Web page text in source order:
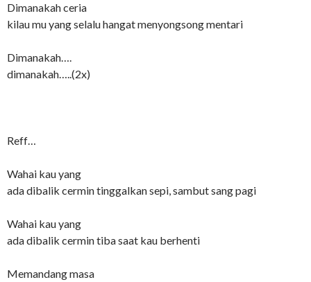
Dimanakah ceria
kilau mu yang selalu hangat menyongsong mentari
Dimanakah….
dimanakah…..(2x)
Reff…
Wahai kau yang
ada dibalik cermin tinggalkan sepi, sambut sang pagi
Wahai kau yang
ada dibalik cermin tiba saat kau berhenti
Memandang masa